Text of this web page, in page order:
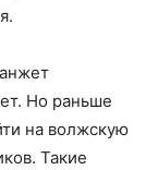
Но раньше
на волжскую
Такие